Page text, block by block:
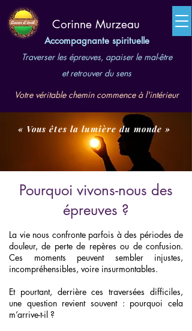
​Corinne Murzeau
Accompagnante spirituelle
Traverser les épreuves, apaiser le mal-être
et retrouver du sens
Votre véritable chemin commence à l'intérieur
« Vous êtes la lumière du monde »
Pourquoi vivons-nous des
épreuves ?
La vie nous confronte parfois à des périodes de
douleur, de perte de repères ou de confusion.
Ces moments peuvent sembler injustes,
incompréhensibles, voire insurmontables.
Et pourtant, derrière ces traversées difficiles,
une question revient souvent : pourquoi cela
m’arrive-t-il ?